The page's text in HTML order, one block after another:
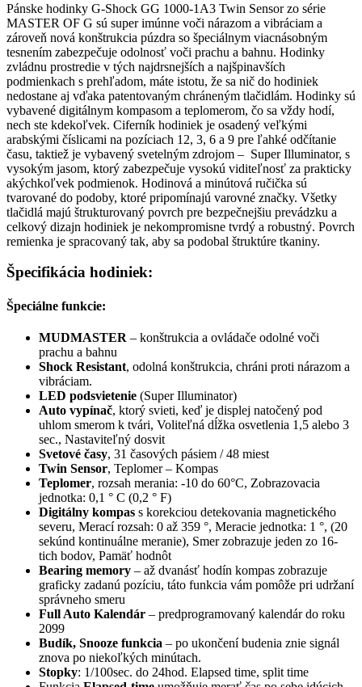
Pánske hodinky G-Shock GG 1000-1A3 Twin Sensor zo série
MASTER OF G sú super imúnne voči nárazom a vibráciam a
zároveň nová konštrukcia púzdra so špeciálnym viacnásobným
tesnením zabezpečuje odolnosť voči prachu a bahnu. Hodinky
zvládnu prostredie v tých najdrsnejších a najšpinavších
podmienkach s prehľadom, máte istotu, že sa nič do hodiniek
nedostane aj vďaka patentovaným chráneným tlačidlám. Hodinky sú
vybavené digitálnym kompasom a teplomerom, čo sa vždy hodí,
nech ste kdekoľvek. Ciferník hodiniek je osadený veľkými
arabskými číslicami na pozíciach 12, 3, 6 a 9 pre ľahké odčítanie
času, taktiež je vybavený svetelným zdrojom – Super Illuminator, s
vysokým jasom, ktorý zabezpečuje vysokú viditeľnosť za prakticky
akýchkoľvek podmienok. Hodinová a minútová ručička sú
tvarované do podoby, ktoré pripomínajú varovné značky. Všetky
tlačidlá majú štrukturovaný povrch pre bezpečnejšiu prevádzku a
celkový dizajn hodiniek je nekompromisne tvrdý a robustný. Povrch
remienka je spracovaný tak, aby sa podobal štruktúre tkaniny.
Špecifikácia hodiniek:
Špeciálne funkcie:
MUDMASTER – konštrukcia a ovládače odolné voči
prachu a bahnu
Shock Resistant, odolná konštrukcia, chráni proti nárazom a
vibráciam.
LED podsvietenie (Super Illuminator)
Auto vypínač, ktorý svieti, keď je displej natočený pod
uhlom smerom k tvári, Voliteľná dĺžka osvetlenia 1,5 alebo 3
sec., Nastaviteľný dosvit
Svetové časy, 31 časových pásiem / 48 miest
Twin Sensor, Teplomer – Kompas
Teplomer, rozsah merania: -10 do 60°C, Zobrazovacia
jednotka: 0,1 ° C (0,2 ° F)
Digitálny kompas s korekciou detekovania magnetického
severu, Merací rozsah: 0 až 359 °, Meracie jednotka: 1 °, (20
sekúnd kontinuálne meranie), Smer zobrazuje jeden zo 16-
tich bodov, Pamäť hodnôt
Bearing memory – až dvanásť hodín kompas zobrazuje
graficky zadanú pozíciu, táto funkcia vám pomôže pri udržaní
správneho smeru
Full Auto Kalendár – predprogramovaný kalendár do roku
2099
Budík, Snooze funkcia – po ukončení budenia znie signál
znova po niekoľkých minútach.
Stopky: 1/100sec. do 24hod. Elapsed time, split time